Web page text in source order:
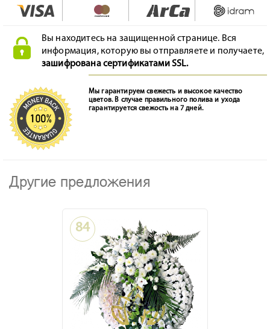
Вы находитесь на защищенной странице. Вся
информация, которую вы отправляете и получаете,
зашифрована сертификатами SSL.
Мы гарантируем свежесть и высокое качество
цветов. В случае правильного полива и ухода
гарантируется свежость на 7 дней.
Другие предложения
84